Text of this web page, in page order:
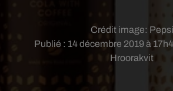
Publié : 14 décembre 2019 à
Hroorakvit
Crédit image: Pepsi